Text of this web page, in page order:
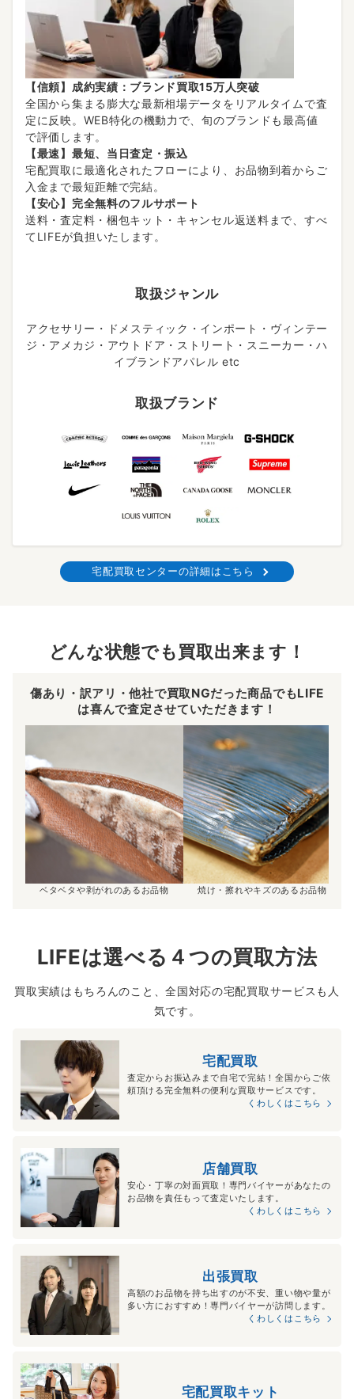
【信頼】成約実績：ブランド買取15万人突破
全国から集まる膨大な最新相場データをリアルタイムで査
定に反映。WEB特化の機動力で、旬のブランドも最高値
で評価します。
【最速】最短、当日査定・振込
宅配買取に最適化されたフローにより、お品物到着からご
入金まで最短距離で完結。
【安心】完全無料のフルサポート
送料・査定料・梱包キット・キャンセル返送料まで、すべ
てLIFEが負担いたします。
取扱ジャンル
アクセサリー・ドメスティック・インポート・ヴィンテー
ジ・アメカジ・アウトドア・ストリート・スニーカー・ハ
イブランドアパレル etc
取扱ブランド
宅配買取センターの詳細はこちら
どんな状態でも買取出来ます！
傷あり・訳アリ・他社で買取NGだった商品でもLIFE
は喜んで査定させていただきます！
ベタベタや剥がれのあるお品物 焼け・擦れやキズのあるお品物
LIFEは選べる４つの買取方法
買取実績はもちろんのこと、全国対応の宅配買取サービスも人
気です。
宅配買取
査定からお振込みまで自宅で完結！全国からご依
頼頂ける完全無料の便利な買取サービスです。
くわしくはこちら
店舗買取
安心・丁寧の対面買取！専門バイヤーがあなたの
お品物を責任もって査定いたします。
くわしくはこちら
出張買取
高額のお品物を持ち出すのが不安、重い物や量が
多い方におすすめ！専門バイヤーが訪問します。
くわしくはこちら
宅配買取キット